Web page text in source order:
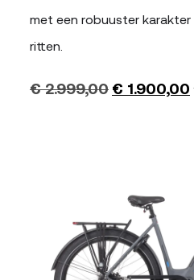
met een robuuster
ritten.
€2.999,00 Oorspronkelijke
€ 1.900,00